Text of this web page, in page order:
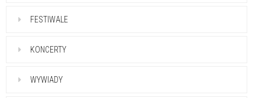
FESTIWALE
KONCERTY
WYWIADY